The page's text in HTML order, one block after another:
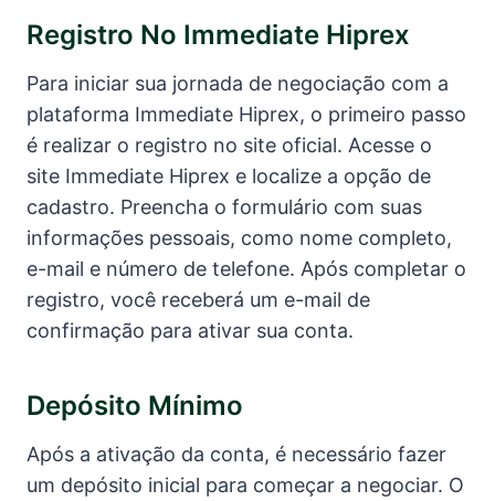
Registro No Immediate Hiprex
Para iniciar sua jornada de negociação com a
plataforma Immediate Hiprex, o primeiro passo
é realizar o registro no site oficial. Acesse o
site Immediate Hiprex e localize a opção de
cadastro. Preencha o formulário com suas
informações pessoais, como nome completo,
e-mail e número de telefone. Após completar o
registro, você receberá um e-mail de
confirmação para ativar sua conta.
Depósito Mínimo
Após a ativação da conta, é necessário fazer
um depósito inicial para começar a negociar. O